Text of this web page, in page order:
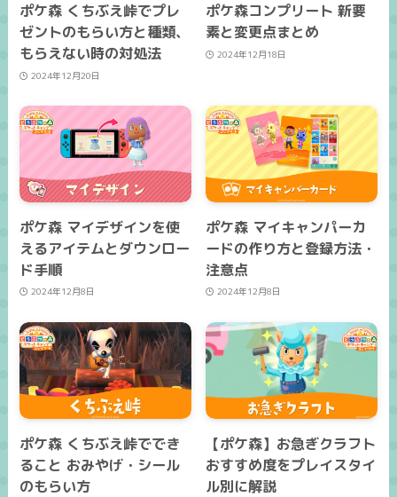
ポケ森 くちぶえ峠でプレ
ゼントのもらい方と種類、
もらえない時の対処法
2024年12月20日
ポケ森コンプリート 新要
素と変更点まとめ
2024年12月18日
ポケ森 マイデザインを使
えるアイテムとダウンロー
ド手順
2024年12月8日
ポケ森 マイキャンパーカ
ードの作り方と登録方法・
注意点
2024年12月8日
ポケ森 くちぶえ峠ででき
ること おみやげ・シール
のもらい方
【ポケ森】お急ぎクラフト
おすすめ度をプレイスタイ
ル別に解説